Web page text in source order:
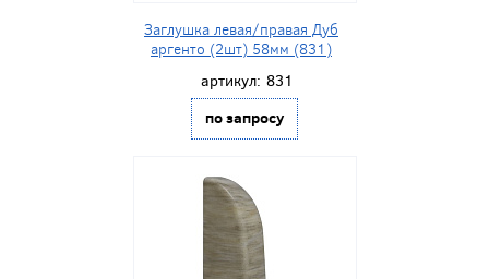
Заглушка левая/правая Дуб
аргенто (2шт) 58мм (831)
артикул: 831
по запросу